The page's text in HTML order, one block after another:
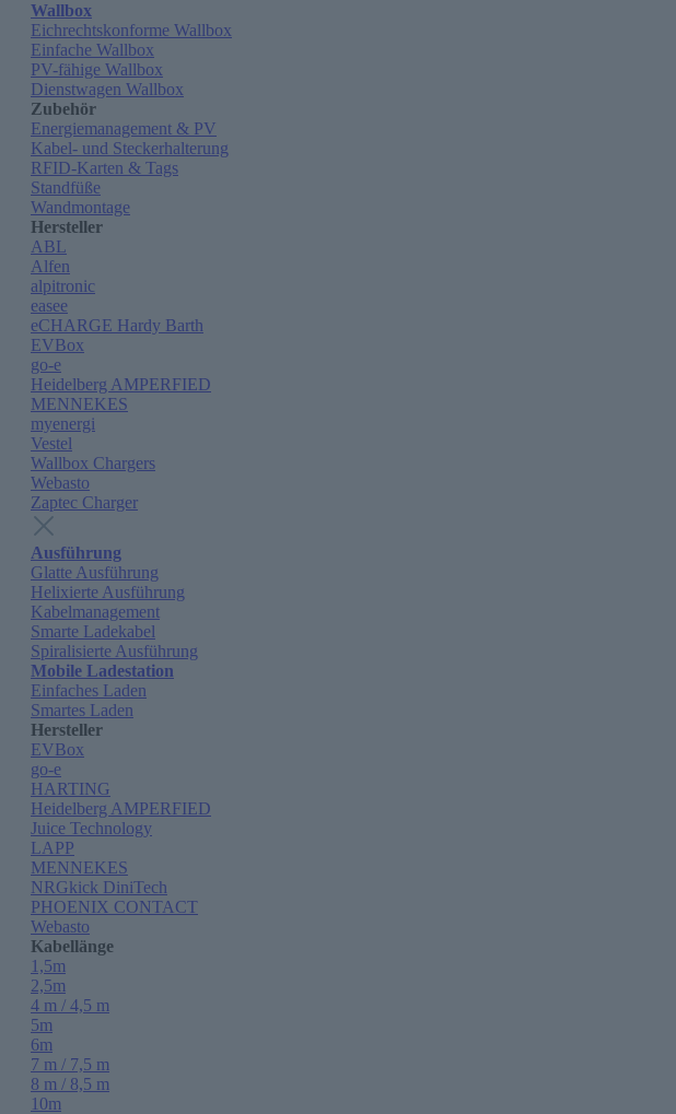
Wallbox
Eichrechtskonforme Wallbox
Einfache Wallbox
PV-fähige Wallbox
Dienstwagen Wallbox
Zubehör
Energiemanagement & PV
Kabel- und Steckerhalterung
RFID-Karten & Tags
Standfüße
Wandmontage
Hersteller
ABL
Alfen
alpitronic
easee
eCHARGE Hardy Barth
EVBox
go-e
Heidelberg AMPERFIED
MENNEKES
myenergi
Vestel
Wallbox Chargers
Webasto
Zaptec Charger
Ausführung
Glatte Ausführung
Helixierte Ausführung
Kabelmanagement
Smarte Ladekabel
Spiralisierte Ausführung
Mobile Ladestation
Einfaches Laden
Smartes Laden
Hersteller
EVBox
go-e
HARTING
Heidelberg AMPERFIED
Juice Technology
LAPP
MENNEKES
NRGkick DiniTech
PHOENIX CONTACT
Webasto
Kabellänge
1,5m
2,5m
4 m / 4,5 m
5m
6m
7 m / 7,5 m
8 m / 8,5 m
10m